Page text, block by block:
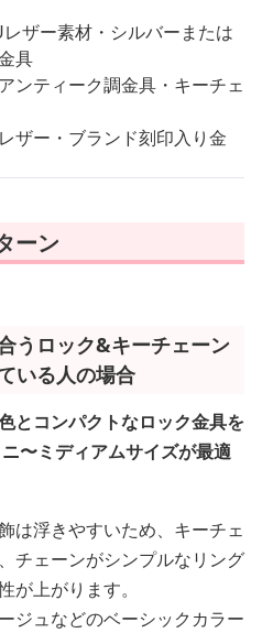
レザー素材・シルバーまたは
具
ンティーク調金具・キーチェ
ザー・ブランド刻印入り金
ーン
うロック&キーチェーン
いる人の場合
とコンパクトなロック金具を
〜ミディアムサイズが最適
は浮きやすいため、キーチェ
チェーンがシンプルなリング
が上がります。
ジュなどのベーシックカラー